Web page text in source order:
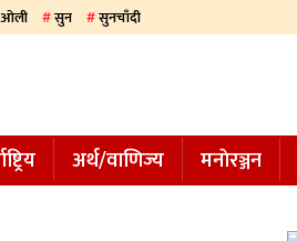
ओली सुन सुनचाँदी
अर्थ/वाणिज्य मनाेरञ्जन